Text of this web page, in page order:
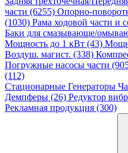
части (6255) Опорно-
(1030) Рама ходовой части и
Баки для смазывающе/
Мощность до 1 кВт (43)
Воздуш. магист. (338)
Погружные насосы части
(112)
Стационарные Генераторы
Демпферы (26) Редуктор
Рекламная продукция (300)